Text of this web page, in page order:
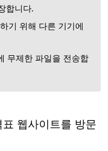
합니다.
기 위해 다른 기기에
무제한 파일을 전송합
웹사이트를 방문